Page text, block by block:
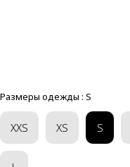
Размеры одежды : S
XXS XS S